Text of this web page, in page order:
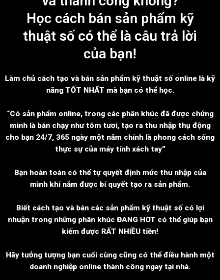
Học cách bán sản phẩm kỹ
thuật số có thể là câu trả lời
của bạn!
Làm chủ cách tạo và bán sản phẩm kỹ thuật số online là kỹ
năng TỐT NHẤT mà bạn có thể học.
“Có sản phẩm online, trong các phân khúc đã được chứng
minh là bán chạy như tôm tươi, tạo ra thu nhập thụ động
cho bạn 24/7, 365 ngày một năm chính là phong cách sống
thực sự của máy tính xách tay”
Bạn hoàn toàn có thể tự quyết định mức thu nhập của
mình khi nắm được bí quyết tạo ra sản phẩm.
Biết cách tạo và bán các sản phẩm kỹ thuật số có lợi
nhuận trong những phân khúc ĐANG HOT có thể giúp bạn
kiếm được RẤT NHIỀU tiền!
Hãy tưởng tượng bạn cuối cùng cũng có thể điều hành một
doanh nghiệp online thành công ngay tại nhà.